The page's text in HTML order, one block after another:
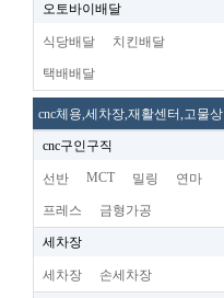
오토바이배달
식당배달 치킨배달
택배배달
cnc체용,세차장,재활센터,고물상
cnc구인구직
선반 MCT 밀링 연마
프레스 금형가공
세차장
세차장 손세차장